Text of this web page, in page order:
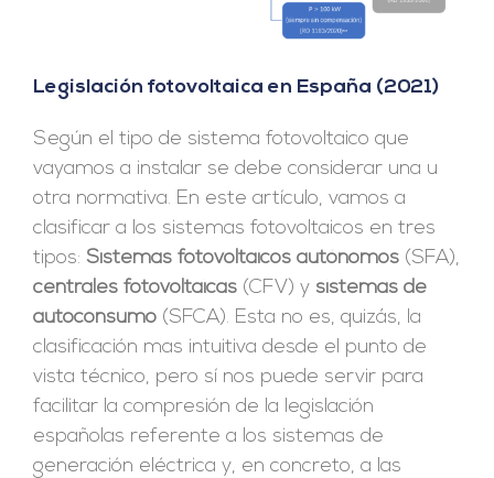
Legislación fotovoltaica en España (2021)
Según el tipo de sistema fotovoltaico que
vayamos a instalar se debe considerar una u
otra normativa. En este artículo, vamos a
clasificar a los sistemas fotovoltaicos en tres
tipos: Sistemas fotovoltaicos autónomos(SFA),
centrales fotovoltaicas(CFV) y sistemas de
autoconsumo(SFCA). Esta no es, quizás, la
clasificación mas intuitiva desde el punto de
vista técnico, pero sí nos puede servir para
facilitar la compresión de la legislación
españolas referente a los sistemas de
generación eléctrica y, en concreto, a las